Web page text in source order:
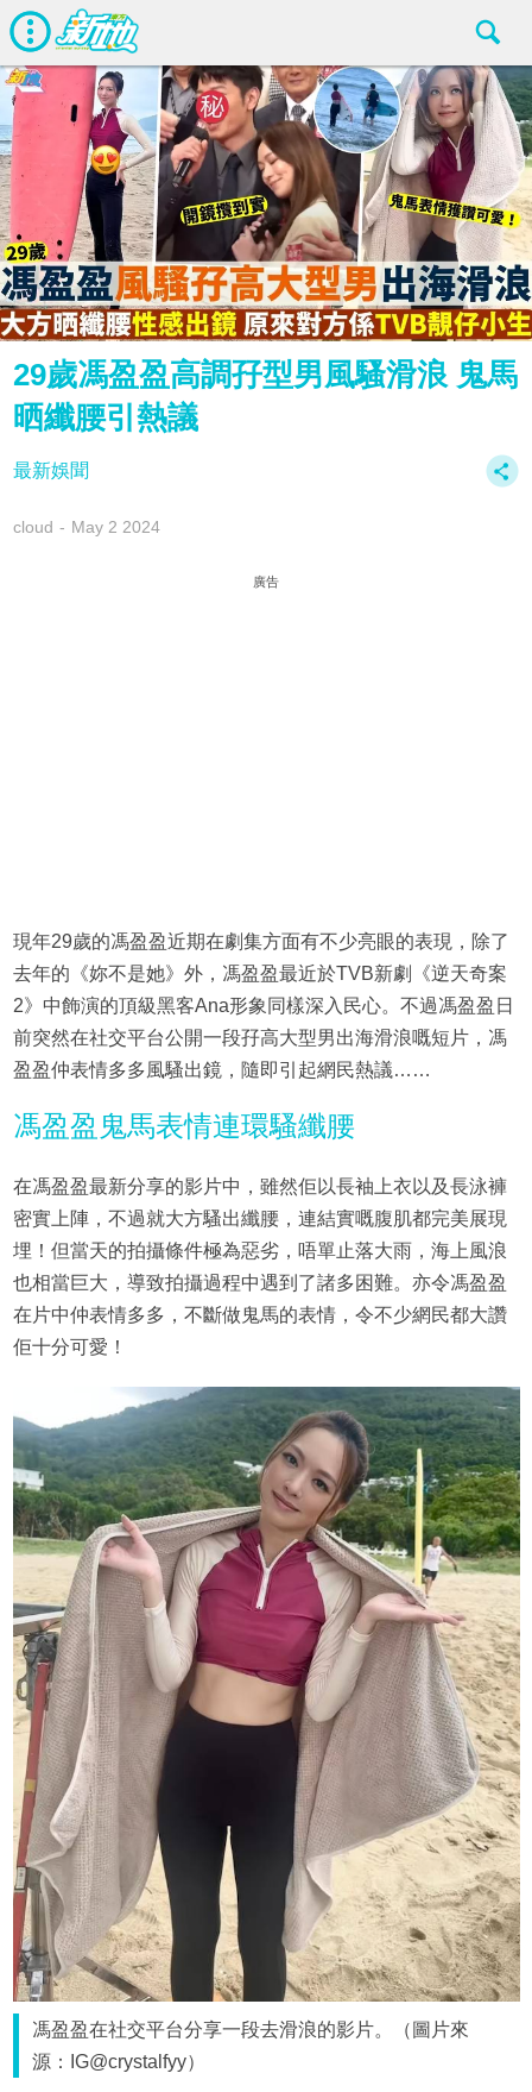
29歲馮盈盈高調孖型男風騷滑浪 鬼馬
晒纖腰引熱議
最新娛聞
cloud May 2 2024
廣告
現年29歲的馮盈盈近期在劇集方面有不少亮眼的表現，除了
去年的《妳不是她》外，馮盈盈最近於TVB新劇《逆天奇案
2》中飾演的頂級黑客Ana形象同樣深入民心。不過馮盈盈日
前突然在社交平台公開一段孖高大型男出海滑浪嘅短片，馮
盈盈仲表情多多風騷出鏡，隨即引起網民熱議……
馮盈盈鬼馬表情連環騷纖腰
在馮盈盈最新分享的影片中，雖然佢以長袖上衣以及長泳褲
密實上陣，不過就大方騷出纖腰，連結實嘅腹肌都完美展現
埋！但當天的拍攝條件極為惡劣，唔單止落大雨，海上風浪
也相當巨大，導致拍攝過程中遇到了諸多困難。亦令馮盈盈
在片中仲表情多多，不斷做鬼馬的表情，令不少網民都大讚
佢十分可愛！
馮盈盈在社交平台分享一段去滑浪的影片。（圖片來
源：IG@crystalfyy）